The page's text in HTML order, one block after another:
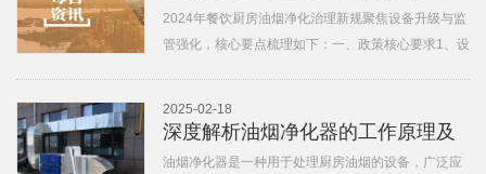
净化强制标准+经济激励”双轨并
行。
2024年餐饮厨房油烟净化治理新规聚焦设备升级与监
管强化，核心要点梳理如下：一、政策核心要求1、设
≥90%且具备VOCs/异味处理工艺。禁止虚假清洗或不
2025-02-18
深度解析油烟净化器的工作原理及
应用场景
油烟净化器是一种用于处理厨房油烟的设备，广泛应